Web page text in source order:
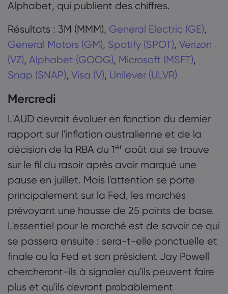
Alphabet, qui publient des chiffres.
Résultats : 3M (MMM), General Electric (GE),
General Motors (GM), Spotify (SPOT), Verizon
(VZ), Alphabet (GOOG), Microsoft (MSFT),
Snap (SNAP), Visa (V), Unilever (ULVR)
Mercredi
L'AUD devrait évoluer en fonction du dernier
rapport sur l'inflation australienne et de la
décision de la RBA du 1er août qui se trouve
sur le fil du rasoir après avoir marqué une
pause en juillet. Mais l'attention se porte
principalement sur la Fed, les marchés
prévoyant une hausse de 25 points de base.
L'essentiel pour le marché est de savoir ce qui
se passera ensuite : sera-t-elle ponctuelle et
finale ou la Fed et son président Jay Powell
chercheront-ils à signaler qu'ils peuvent faire
plus et qu'ils devront probablement